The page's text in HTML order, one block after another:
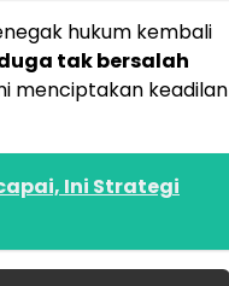
hukum kembali
tak bersalah
menciptakan keadilan
Ini Strategi